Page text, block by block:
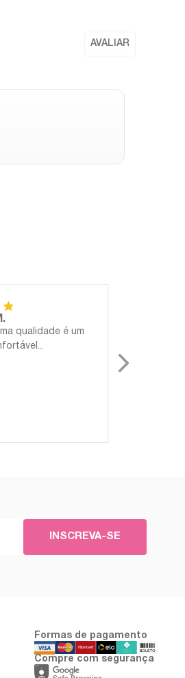
qualidade é um
INSCREVA-SE
Formas de pagamento
Compre com segurança